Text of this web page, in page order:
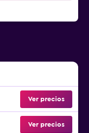
Ver precios
Ver precios